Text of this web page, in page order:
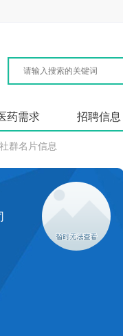
药需求 招聘信息
社群名片信息